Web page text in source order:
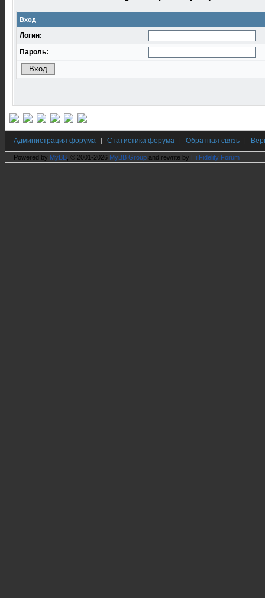
Вход
Логин:
Пароль:
Администрация форума | Статистика форума | Обратная связь |
Powered by MyBB , © 2001-2026 MyBB Group and rewrite by Hi Fidelity Forum